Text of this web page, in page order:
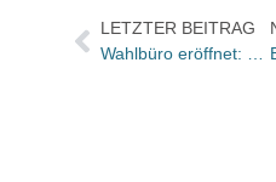
LETZTER BEITRAG
Wahlbüro eröffnet: Wo sind die Spitzen-Verkäufer – Wer gewinnt den 14. SALES AWARD?